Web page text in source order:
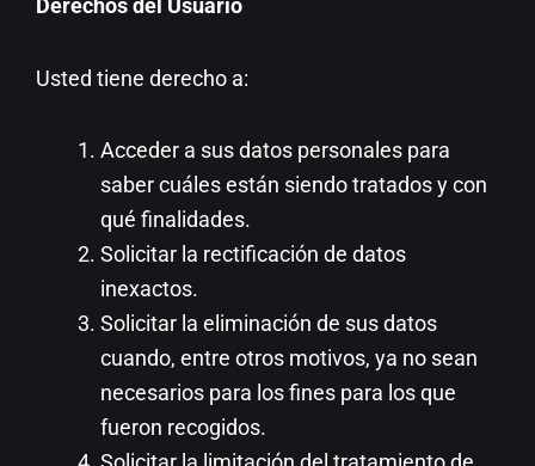
Derechos del Usuario
Usted tiene derecho a:
Acceder a sus datos personales para
saber cuáles están siendo tratados y con
qué finalidades.
Solicitar la rectificación de datos
inexactos.
Solicitar la eliminación de sus datos
cuando, entre otros motivos, ya no sean
necesarios para los fines para los que
fueron recogidos.